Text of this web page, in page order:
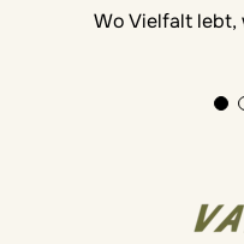
Wo Vielfalt lebt,